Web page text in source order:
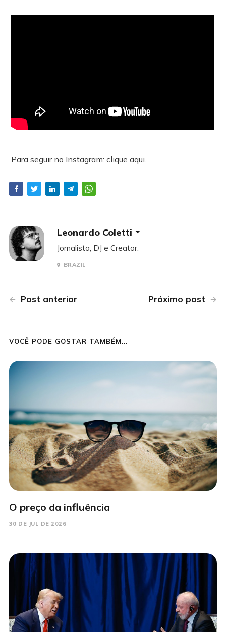
Para seguir no Instagram:clique aqui.
Leonardo Coletti
Jornalista, DJ e Creator.
BRAZIL
Post anterior Próximo post
VOCÊ PODE GOSTAR TAMBÉM...
O preço da influência
30 DE JUL DE 2026